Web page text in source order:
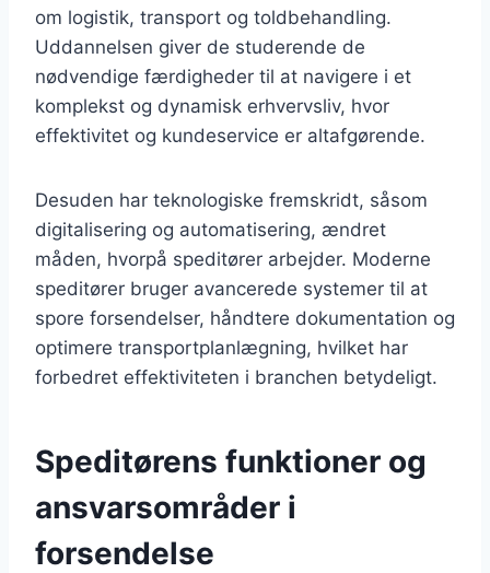
om logistik, transport og toldbehandling.
Uddannelsen giver de studerende de
nødvendige færdigheder til at navigere i et
komplekst og dynamisk erhvervsliv, hvor
effektivitet og kundeservice er altafgørende.
Desuden har teknologiske fremskridt, såsom
digitalisering og automatisering, ændret
måden, hvorpå speditører arbejder. Moderne
speditører bruger avancerede systemer til at
spore forsendelser, håndtere dokumentation og
optimere transportplanlægning, hvilket har
forbedret effektiviteten i branchen betydeligt.
Speditørens funktioner og
ansvarsområder i
forsendelse